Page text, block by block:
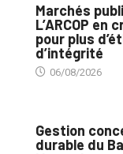
Marchés
L’ARCOP en
pour plus
d’intégrité
06/08/2026
Gestion
durable du